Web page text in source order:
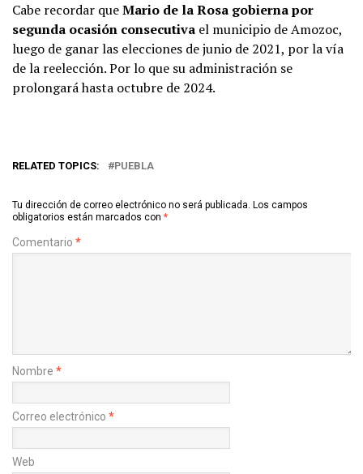
Cabe recordar queMario de la Rosa gobierna por
segunda ocasión consecutiva el municipio de Amozoc,
luego de ganar las elecciones de junio de 2021, por la vía
de la reelección. Por lo que su administración se
prolongará hasta octubre de 2024.
RELATED TOPICS: PUEBLA
Tu dirección de correo electrónico no será publicada. Los campos
obligatorios están marcados con *
Comentario *
Nombre *
Correo electrónico *
Web